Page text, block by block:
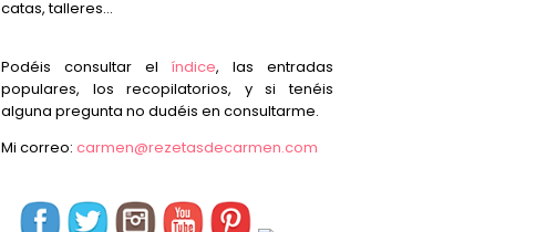
catas, talleres...
Podéis consultar el índice, las entradas
populares, los recopilatorios, y si tenéis
alguna pregunta no dudéis en consultarme.
Mi correo: carmen@rezetasdecarmen.com